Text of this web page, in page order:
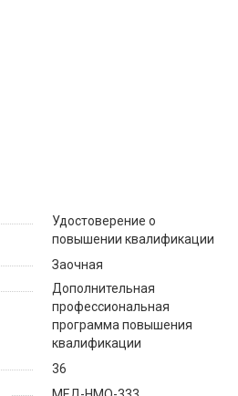
Удостоверение о
повышении квалификации
Заочная
Дополнительная
профессиональная
программа повышения
квалификации
36